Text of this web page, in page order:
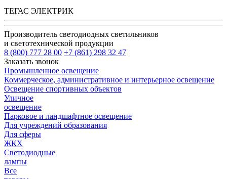
ТЕГАС ЭЛЕКТРИК
Производитель светодиодных светильников
и светотехнической продукции
8 (800) 777 28 00 +7 (861) 298 32 47
Заказать звонок
Промышленное освещение
Коммерческое, административное и интерьерное освещение
Освещение спортивных объектов
Уличное
освещение
Парковое и ландшафтное освещение
Для учреждений образования
Для сферы
ЖКХ
Светодиодные
лампы
Все